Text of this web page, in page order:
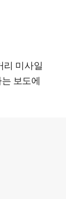
리 미사일
보도에